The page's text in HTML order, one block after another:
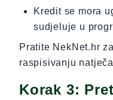
Kredit se mora
sudjeluje u
Pratite NekNet.hr
raspisivanju
Korak 3: